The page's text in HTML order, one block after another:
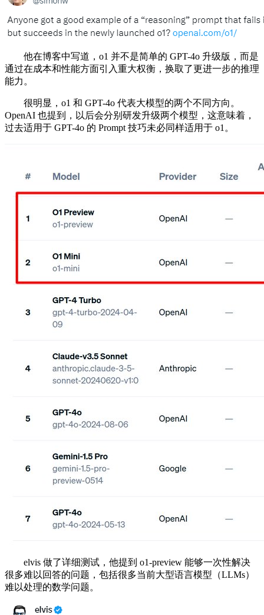
他在博客中写道，o1 并不是简单的 GPT-4o 升级版，而是
通过在成本和性能方面引入重大权衡，换取了更进一步的推理
能力。
很明显，o1 和 GPT-4o 代表大模型的两个不同方向。
OpenAI 也提到，以后会分别研发升级两个模型，这意味着，
过去适用于 GPT-4o 的 Prompt 技巧未必同样适用于 o1。
elvis 做了详细测试，他提到 o1-preview 能够一次性解决
很多难以回答的问题，包括很多当前大型语言模型（LLMs）
难以处理的数学问题。